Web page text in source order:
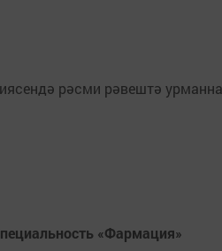
рәсми рәвештә
«Фармация»